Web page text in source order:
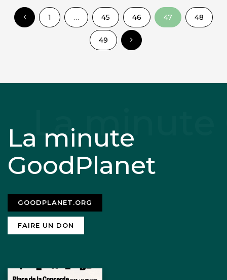
1 … 45 46 47 48
49
La minute
GoodPlanet
GOODPLANET.ORG
FAIRE UN DON